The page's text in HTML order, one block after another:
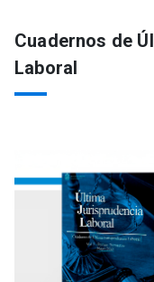
Cuadernos de
Laboral